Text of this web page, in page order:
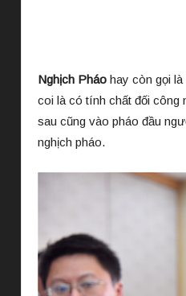
Nghịch Pháohay còn gọi là
coi là có tính chất đối công
sau cũng vào pháo đầu
nghịch pháo.